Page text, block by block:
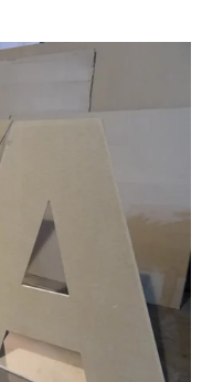
БУКВЫ
Подробней
буквы для
оформления
букв из различных